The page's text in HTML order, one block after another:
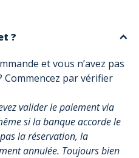
?
et vous n’avez pas
Commencez par vérifier
valider le paiement via
si la banque accorde le
la réservation, la
annulée. Toujours bien